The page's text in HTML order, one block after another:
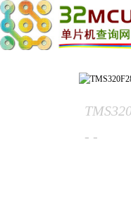
- -